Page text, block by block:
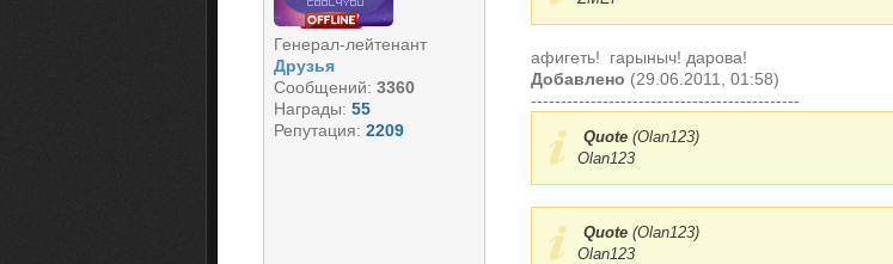
Генерал-лейтенант
Друзья
Сообщений: 3360
Награды: 55
Репутация: 2209
афигеть!
гарыныч! дарова!
Добавлено (29.06.2011, 01:58)
---------------------------------------------
Quote (Olan123)
Olan123
Quote (Olan123)
Olan123